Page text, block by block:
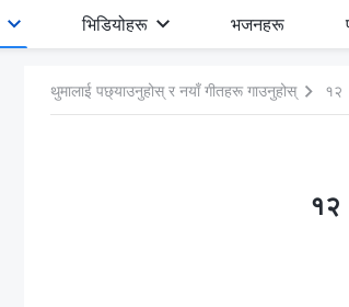
भिडियोहरू भजनहरू
थुमालाई पछ्याउनुहोस् र नयाँ गीतहरू गाउनुहोस् १२
१२